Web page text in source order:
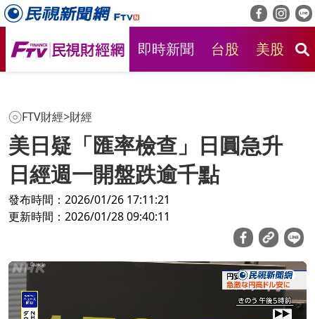
即時新聞 台股 美股
FTV財經>財經
美日疑「匯率檢查」日圓急升
日經週一開盤跌逾千點
發布時間：2026/01/26 17:11:21
更新時間：2026/01/28 09:40:11